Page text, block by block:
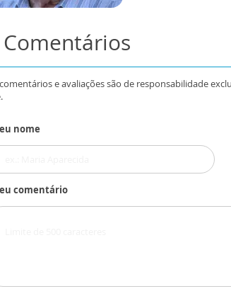
Comentários
e avaliações são de responsabilidade
nome
comentário